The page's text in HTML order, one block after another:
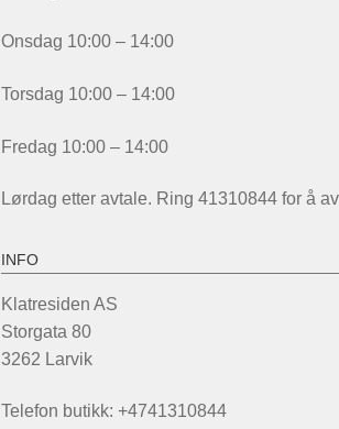
Onsdag 10:00 – 14:00
Torsdag 10:00 – 14:00
Fredag 10:00 – 14:00
Lørdag etter avtale. Ring 41310844 for å
INFO
Klatresiden AS
Storgata 80
3262 Larvik
Telefon butikk: +4741310844